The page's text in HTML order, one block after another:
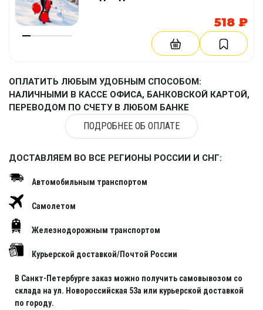
518 ₽
ОПЛАТИТЬ ЛЮБЫМ УДОБНЫМ СПОСОБОМ:
НАЛИЧНЫМИ В КАССЕ ОФИСА, БАНКОВСКОЙ КАРТОЙ,
ПЕРЕВОДОМ ПО СЧЕТУ В ЛЮБОМ БАНКЕ
ПОДРОБНЕЕ ОБ ОПЛАТЕ
ДОСТАВЛЯЕМ ВО ВСЕ РЕГИОНЫ РОССИИ И СНГ:
Автомобильным транспортом
Самолетом
Железнодорожным транспортом
Курьерской доставкой/Почтой России
В Санкт-Петербурге заказ можно получить самовывозом со
склада на ул. Новороссийская 53а или курьерской доставкой
по городу.